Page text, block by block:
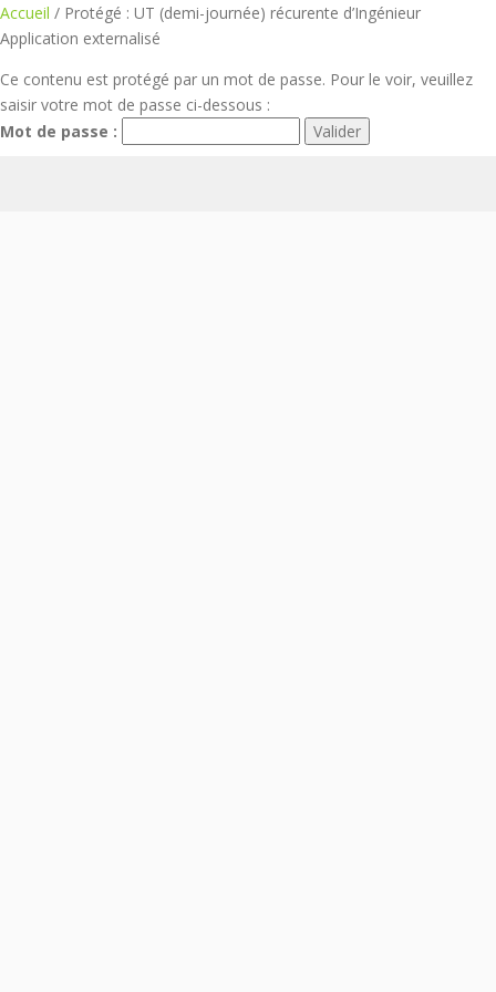
Aller
Accueil / Protégé : UT (demi-journée) récurente d’Ingénieur
Application externalisé
Ce contenu est protégé par un mot de passe. Pour le voir, veuillez
saisir votre mot de passe ci-dessous :
Mot de passe :